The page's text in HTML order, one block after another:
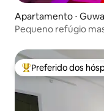
Apartamento ⋅
Pequeno refúgio
Entre os melhores
Preferido dos